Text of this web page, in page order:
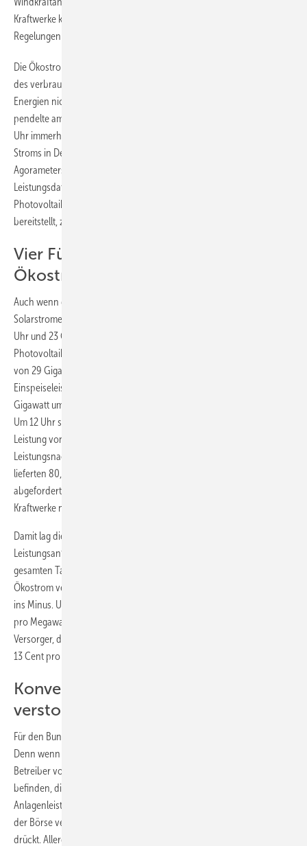
Kraftwerke kaum zurückgefahren. Das widerspricht nicht nur den
Regelungen im EEG, sondern ist ein Problem für die Anlagenbetreiber.
Die Ökostromanlagen erzeugten am Wochenende den größten Teil
des verbrauchten Stroms. Zwar lag der Anteil der erneuerbaren
Energien nicht so hoch, wie zunächst angenommen. Doch er
pendelte am Sonntag, den 8. Mai dieses Jahres zwischen 10 und 16
Uhr immerhin noch zwischen 75 und 80 Prozent des verbrauchten
Stroms in Deutschland. Das geht aus den jetzt bereinigten Daten des
Agorameters von Agora Energiewende hervor. Beim Abgleich mit den
Leistungsdaten für die in Deutschland angeschlossenen
Photovoltaikanlagen, die der Wechselrichterhersteller SMA
bereitstellt, zeigt sich ein ähnliches Bild.
Vier Fünftel der Last bedienen
Ökostromanlagen
Auch wenn die einzelnen Daten leicht differieren, liegt die
Solarstromeinspeisung an diesem Tag zwischen 24,9 Gigawatt um 11
Uhr und 23 Gigawatt um 16 Uhr. Den Höhepunkt erreichte die
Photovoltaik in Deutschland um 13 Uhr mit einer Einspeiseleistung
von 29 Gigawatt. Das Agorameter gibt für diesen Tag
Einspeiseleistungen zwischen 26,11 Gigawatt um 11 Uhr und 19
Gigawatt um 16 Uhr an. Das Maximum lag um 13 Uhr bei 27,8 Gigawatt.
Um 12 Uhr schafften es alle Ökostromanlagen in Deutschland auf eine
Leistung von 53,691 Gigawatt. Zu diesem Zeitpunkt lag die
Leistungsnachfrage bei 66,408 Gigawatt. Das heißt, die Erneuerbaren
lieferten 80,85 Prozent der Leistung, die in ganz Deutschland
abgefordert wurde. Gleichzeitig speisten aber die konventionellen
Kraftwerke noch mit einer Leistung von 21,875 Gigawatt ein.
Damit lag die insgesamt angebotene Leistung fast 14 Prozent über der
Leistungsanforderung. Dieses Überschussangebot bestand über den
gesamten Tag hinweg. Das Ergebnis: Die Preise am Spotmarkt, wo der
Ökostrom verramscht wird, rutschte zwischen 10 und 17 Uhr kräftig
ins Minus. Um 13 Uhr erreichte er einen Tiefstwert von gut 130 Euro
pro Megawattstunde. Das heißt, ein Energieverbraucher oder
Versorger, der zu diesem Zeitpunkt Strom abgenommen hat, hat dafür
13 Cent pro Kilowattstunde bekommen.
Konventionelle Kraftwerke
verstopfen Netze
Für den Bundesverband Erneuerbare Energie ist das ein Skandal.
Denn wenn der Strompreis am Spotmarkt negativ ist, bekommen die
Betreiber von Ökostromanlagen, die sich in der Direktvermarktung
befinden, die wiederum verpflichtend ist ab einer bestimmten
Anlagenleistung, keinerlei Marktprämie. Sie müssen ihren Strom an
der Börse verschenken, was auf die Wirtschaftlichkeit der Anlagen
drückt. Allerdings wird dieses parallele System von fossiler und